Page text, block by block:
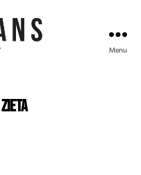
Menu
Zieta